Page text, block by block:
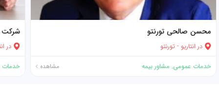
محسن صالحی تورنتو
در انتاریو -تورنتو
خدمات عمومی, مشاور بیمه مشاهده
شرکت
در